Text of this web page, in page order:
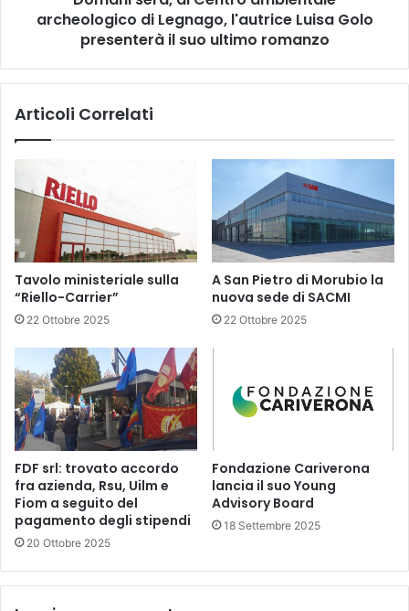
Golo
suo
romanzo
archeologico di Legnago, l'autrice Luisa Golo
presenterà il suo ultimo romanzo
Articoli Correlati
Tavolo ministeriale sulla
“Riello-Carrier”
22 Ottobre 2025
A San Pietro di Morubio la
nuova sede di SACMI
22 Ottobre 2025
FDF srl: trovato accordo
fra azienda, Rsu, Uilm e
Fiom a seguito del
pagamento degli stipendi
20 Ottobre 2025
Fondazione Cariverona
lancia il suo Young
Advisory Board
18 Settembre 2025